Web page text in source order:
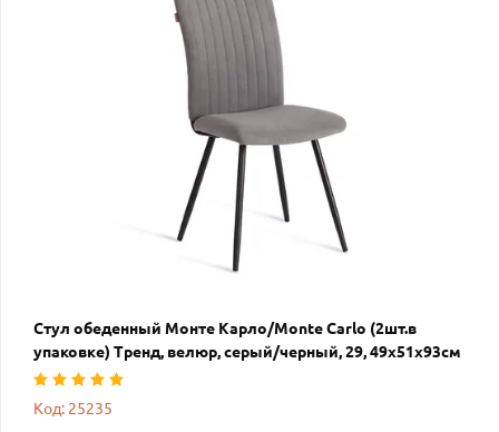
Стул обеденный Монте Карло/Monte Carlo (2шт.в
упаковке) Тренд, велюр, серый/черный, 29, 49х51х93см
Код: 25235